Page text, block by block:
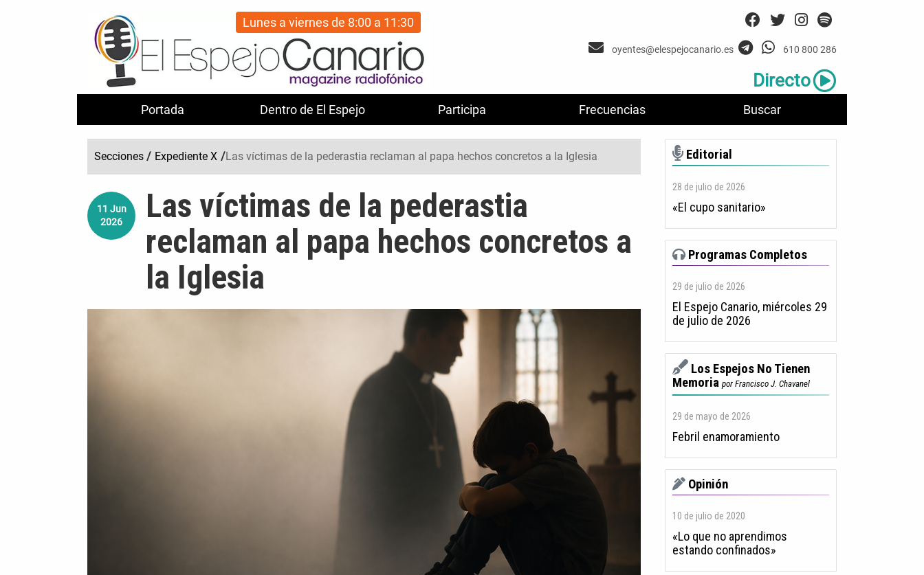
Portada Dentro de El Espejo Participa Frecuencias Buscar
Lunes a viernes de 8:00 a 11:30
oyentes@elespejocanario.es 610 800 286
Directo
Secciones / Expediente X /Las víctimas de la pederastia reclaman al papa hechos concretos a la Iglesia
11 Jun
2026
Las víctimas de la pederastia
reclaman al papa hechos concretos a
la Iglesia
Editorial
28 de julio de 2026
«El cupo sanitario»
Programas Completos
29 de julio de 2026
El Espejo Canario, miércoles 29
de julio de 2026
Los Espejos No Tienen
Memoria por Francisco J. Chavanel
29 de mayo de 2026
Febril enamoramiento
Opinión
10 de julio de 2020
«Lo que no aprendimos
estando confinados»